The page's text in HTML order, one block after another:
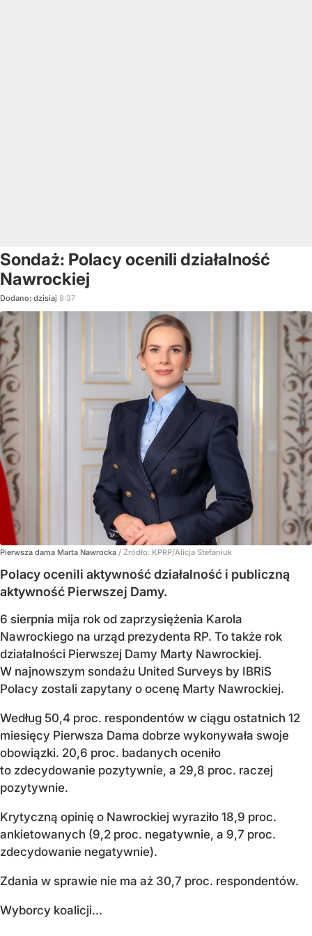
Sondaż: Polacy ocenili działalność
Nawrockiej
Dodano: dzisiaj 8:37
Pierwsza dama Marta Nawrocka / Źródło: KPRP/Alicja Stefaniuk
Polacy ocenili aktywność działalność i publiczną
aktywność Pierwszej Damy.
6 sierpnia mija rok od zaprzysiężenia Karola
Nawrockiego na urząd prezydenta RP. To także rok
działalności Pierwszej Damy Marty Nawrockiej.
W najnowszym sondażu United Surveys by IBRiS
Polacy zostali zapytany o ocenę Marty Nawrockiej.
Według 50,4 proc. respondentów w ciągu ostatnich 12
miesięcy Pierwsza Dama dobrze wykonywała swoje
obowiązki. 20,6 proc. badanych oceniło
to zdecydowanie pozytywnie, a 29,8 proc. raczej
pozytywnie.
Krytyczną opinię o Nawrockiej wyraziło 18,9 proc.
ankietowanych (9,2 proc. negatywnie, a 9,7 proc.
zdecydowanie negatywnie).
Zdania w sprawie nie ma aż 30,7 proc. respondentów.
Wyborcy koalicji...